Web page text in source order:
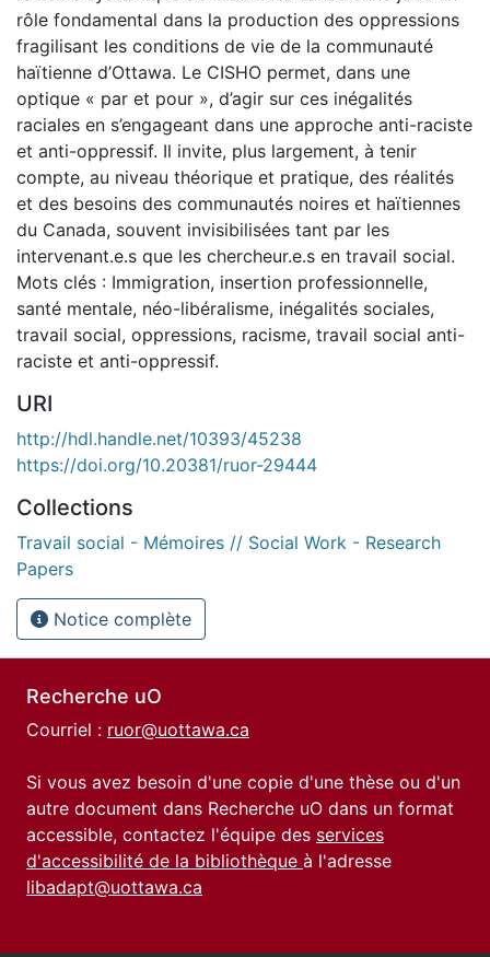
rôle fondamental dans la production des oppressions
fragilisant les conditions de vie de la communauté
haïtienne d’Ottawa. Le CISHO permet, dans une
optique « par et pour », d’agir sur ces inégalités
raciales en s’engageant dans une approche anti-raciste
et anti-oppressif. Il invite, plus largement, à tenir
compte, au niveau théorique et pratique, des réalités
et des besoins des communautés noires et haïtiennes
du Canada, souvent invisibilisées tant par les
intervenant.e.s que les chercheur.e.s en travail social.
Mots clés : Immigration, insertion professionnelle,
santé mentale, néo-libéralisme, inégalités sociales,
travail social, oppressions, racisme, travail social anti-
raciste et anti-oppressif.
URI
http://hdl.handle.net/10393/45238
https://doi.org/10.20381/ruor-29444
Collections
Travail social - Mémoires // Social Work - Research
Papers
Notice complète
Recherche uO
Courriel : ruor@uottawa.ca
Si vous avez besoin d'une copie d'une thèse ou d'un
autre document dans Recherche uO dans un format
accessible, contactez l'équipe des services
d'accessibilité de la bibliothèque à l'adresse
libadapt@uottawa.ca